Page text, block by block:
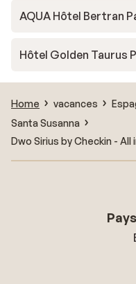
AQUA Hôtel Bertran
Hôtel Golden Taurus
Home vacances
Santa Susanna
Dwo Sirius by Checkin -